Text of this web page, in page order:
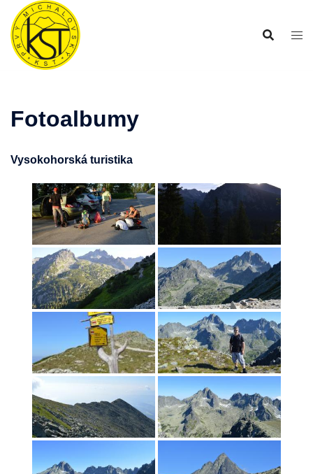
Preskočiť
obsah
Fotoalbumy
Vysokohorská turistika